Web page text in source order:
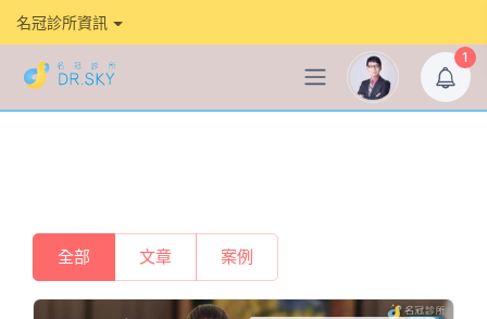
名冠診所資訊
1
全部 文章 案例